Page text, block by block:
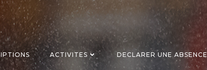
ACTIVITES DECLARER UNE ABSENCE